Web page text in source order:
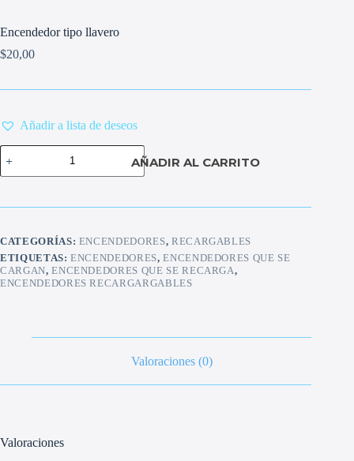
Encendedor tipo llavero
$20,00
Añadir a lista de deseos
Encendedor
tipo
llavero
AÑADIR AL CARRITO
CATEGORÍAS: ENCENDEDORES, RECARGABLES
ETIQUETAS:ENCENDEDORES,ENCENDEDORES QUE SE
CARGAN,ENCENDEDORES QUE SE RECARGA,
ENCENDEDORES RECARGARGABLES
Valoraciones (0)
Valoraciones